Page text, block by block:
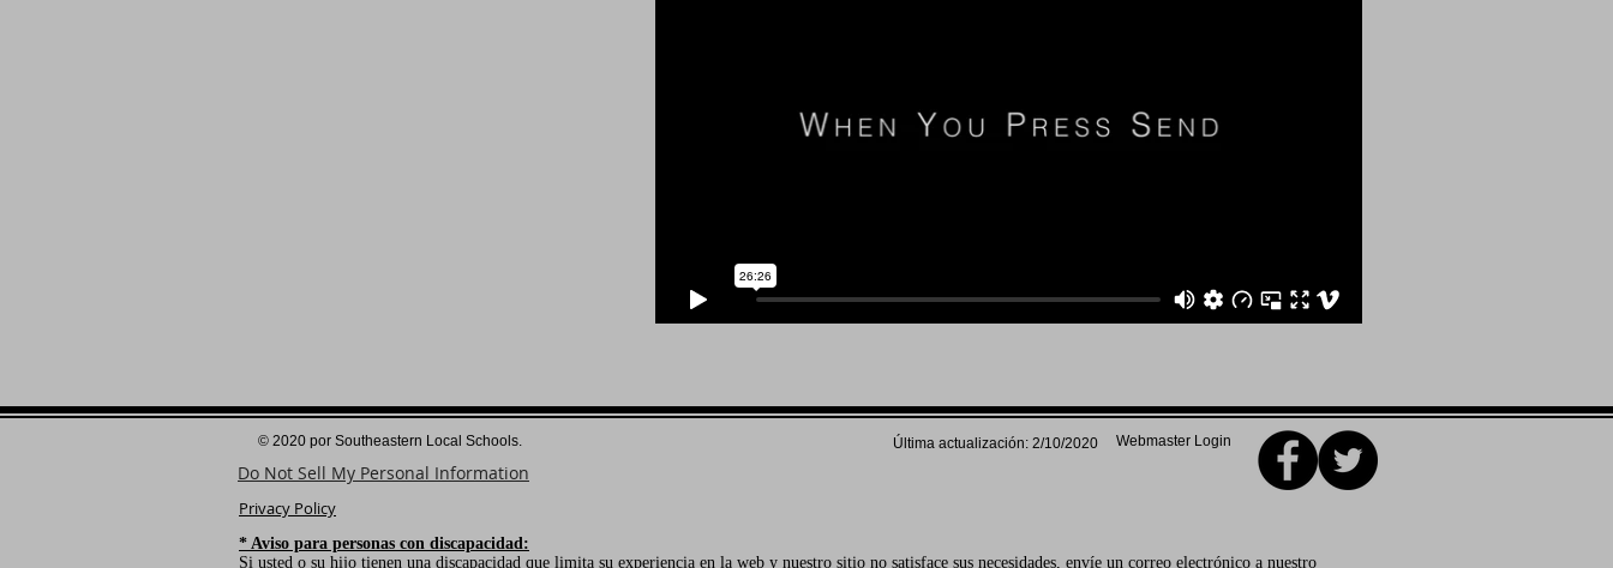
© 2020 por Southeastern Local Schools.
Do Not Sell My Personal Information
Última actualización: 2/10/2020 Webmaster Login
Privacy Policy
* Aviso para personas con discapacidad:
Si usted o su hijo tienen una discapacidad que limita su experiencia en la web y nuestro sitio no satisface sus necesidades, envíe un correo electrónico a nuestro